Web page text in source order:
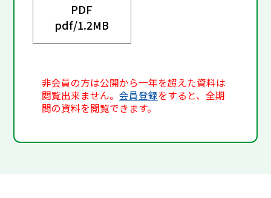
PDF
pdf/1.2MB
非会員の方は公開から一年を超えた資料は
閲覧出来ません。会員登録をすると、全期
間の資料を閲覧できます。